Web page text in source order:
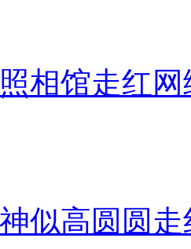
相馆走红网
似高圆圆走